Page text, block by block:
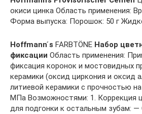
окиси цинка Область применения:
Форма выпуска: Порошок: 50 г
Hoffmann ́s FARBTÖNE Набор
фиксации Область применения:
фиксация коронок и мостовидных
керамики (оксид циркония и оксид
литиевой керамики с прочностью
МПа Возможностями: 1. Коррекция
для подгонки к остальным зубам: —